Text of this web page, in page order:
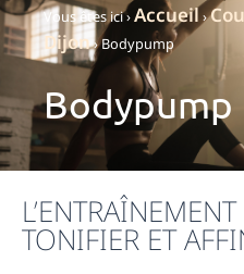
Vous êtes ici ›Accueil›
Dijon›Bodypump
Bodypump
TONIFIER ET